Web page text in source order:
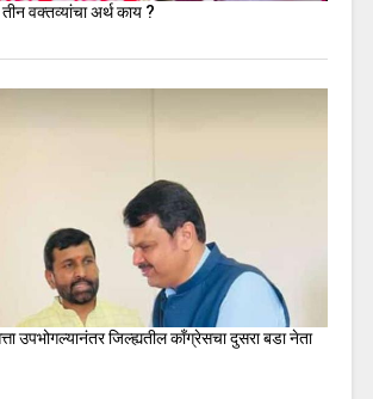
तीन वक्तव्यांचा अर्थ काय ?
उपभोगल्यानंतर जिल्ह्यतील कॉंग्रेसचा दुसरा बडा नेता